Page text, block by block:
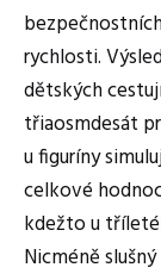
rychlosti.
dětských
třiaosmdesát
u figuríny
celkové
kdežto u
Nicméně